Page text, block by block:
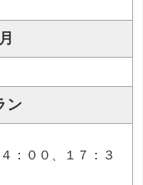
ン
：００、１７：３